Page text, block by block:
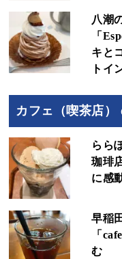
八潮
「
キと
トイ
カフェ（喫茶店）
らら
珈琲
に感
早稲
「
む